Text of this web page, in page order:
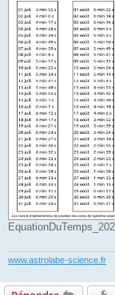
www.astrolabe-science.fr